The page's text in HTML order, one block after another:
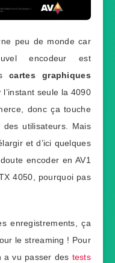
peu de monde car
encodeur est
cartes graphiques
l’instant seule la 4090
donc ça touche
utilisateurs. Mais
et d’ici quelques
encoder en AV1
4050, pourquoi pas
enregistrements, ça
le streaming ! Pour
a vu passer des tests